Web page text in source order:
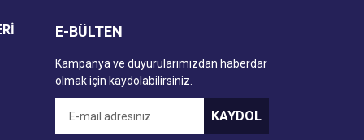
E-BÜLTEN
Kampanya ve duyurularımızdan haberdar
olmak için kaydolabilirsiniz.
KAYDOL